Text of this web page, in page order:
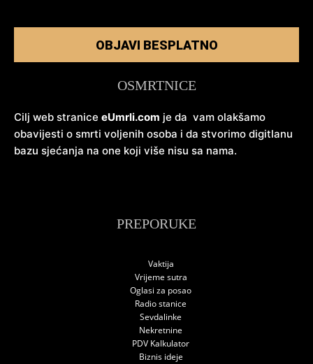
OBJAVI BESPLATNO
OSMRTNICE
Cilj web stranice eUmrli.com je da vam olakšamo
obavijesti o smrti voljenih osoba i da stvorimo digitlanu
bazu sjećanja na one koji više nisu sa nama.
PREPORUKE
Vaktija
Vrijeme sutra
Oglasi za posao
Radio stanice
Sevdalinke
Nekretnine
PDV Kalkulator
Biznis ideje